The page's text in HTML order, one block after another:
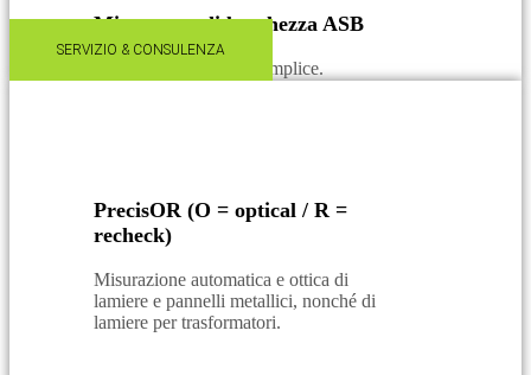
Misuratore di lunghezza ASB
Calibro di lunghezza semplice.
PrecisOR (O = optical / R =
recheck)
Misurazione automatica e ottica di
lamiere e pannelli metallici, nonché di
lamiere per trasformatori.
SERVIZIO & CONSULENZA​